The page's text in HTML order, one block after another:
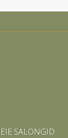
SALONGID